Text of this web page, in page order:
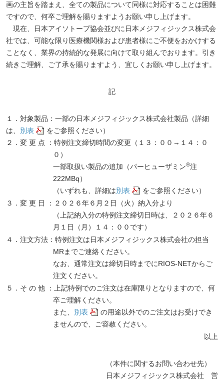
画の主旨を踏まえ、全ての製品について同様に対応することは困難
ですので、何卒ご理解を賜りますようお願い申し上げます。
現在、日本アイソトープ協会並びに日本メジフィジックス株式会
社では、可能な限り医療機関様および患者様にご不便をおかけする
ことなく、業界の持続的な発展に向けて取り組んでおります。引き
続きご理解、ご了承を賜りますよう、宜しくお願い申し上げます。
記
１．対象製品：一部の日本メジフィジックス株式会社製品（詳細
は、 別表
をご参照ください）
２．変 更 点 ：特例注文締切時間の変更（１３：００→１４：０
０）
一部取扱い製品の追加（パーヒューザミン®注
222MBq）
（いずれも、詳細は別表
をご参照ください）
３．変 更 日 ：２０２６年６月２日（火）納入分より
（上記納入分の特例注文締切日時は、２０２６年６
月１日（月）１４：００です）
４．注文方法：特例注文は日本メジフィジックス株式会社の担当
MRまでご連絡ください。
なお、通常注文は締切日時までにRIOS-NETからご
注文ください。
５．そ の 他 ：上記特例でのご注文は在庫限りとなりますので、何
卒ご理解ください。
また、 別表
の用途以外でのご注文はお受けでき
ませんので、ご容赦ください。
以上
（本件に関するお問い合わせ先）
日本メジフィジックス株式会社 営